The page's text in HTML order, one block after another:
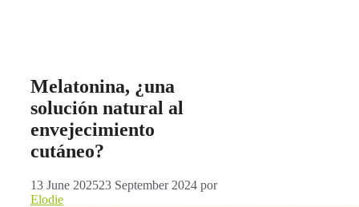
Melatonina, ¿una
solución natural al
envejecimiento
cutáneo?
13 June 202523 September 2024 por
Elodie